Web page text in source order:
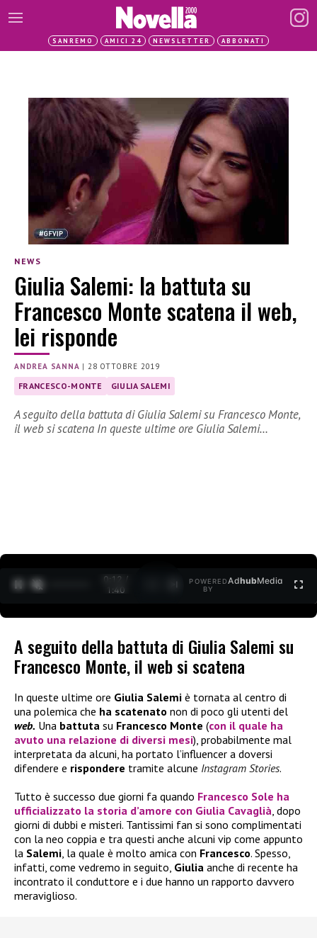
SANREMO AMICI 24 NEWSLETTER ABBONATI
NEWS
Giulia Salemi: la battuta su
Francesco Monte scatena il web,
lei risponde
ANDREA SANNA |28 OTTOBRE 2019
FRANCESCO-MONTE GIULIA SALEMI
A seguito della battuta di Giulia Salemi su Francesco Monte,
il web si scatena In queste ultime ore Giulia Salemi…
0:12 /
1:40
POWERED
BY
AdhubMedia
A seguito della battuta di Giulia Salemi su
Francesco Monte, il web si scatena
In queste ultime ore Giulia Salemi è tornata al centro di
una polemica che ha scatenato non di poco gli utenti del
web. Una battuta su Francesco Monte (con il quale ha
avuto una relazione di diversi mesi), probabilmente mal
interpretata da alcuni, ha portato l’influencer a doversi
difendere e rispondere tramite alcune Instagram Stories.
Tutto è successo due giorni fa quando Francesco Sole ha
ufficializzato la storia d’amore con Giulia Cavaglià, dopo
giorni di dubbi e misteri. Tantissimi fan si sono complimentati
con la neo coppia e tra questi anche alcuni vip come appunto
la Salemi, la quale è molto amica con Francesco. Spesso,
infatti, come vedremo in seguito, Giulia anche di recente ha
incontrato il conduttore e i due hanno un rapporto davvero
meraviglioso.